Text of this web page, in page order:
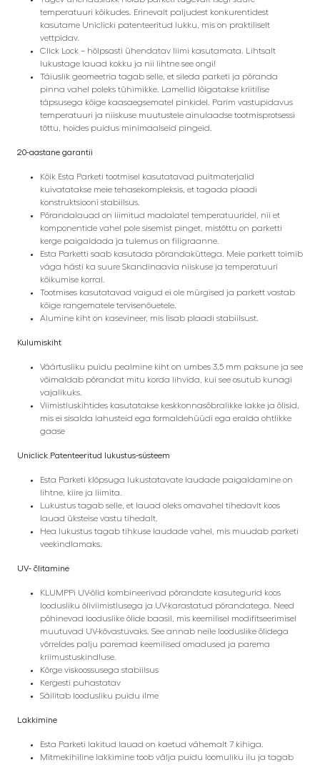
temperatuuri kõikudes. Erinevalt paljudest konkurentidest
kasutame Uniclicki patenteeritud lukku, mis on praktiliselt
vettpidav.
Click Lock – hõlpsasti ühendatav liimi kasutamata. Lihtsalt
lukustage lauad kokku ja nii lihtne see ongi!
Täiuslik geomeetria tagab selle, et sileda parketi ja põranda
pinna vahel poleks tühimikke. Lamellid lõigatakse kriitilise
täpsusega kõige kaasaegsematel pinkidel. Parim vastupidavus
temperatuuri ja niiskuse muutustele ainulaadse tootmisprotsessi
tõttu, hoides puidus minimaalseid pingeid.
20-aastane garantii
Kõik Esta Parketi tootmisel kasutatavad puitmaterjalid
kuivatatakse meie tehasekompleksis, et tagada plaadi
konstruktsiooni stabiilsus.
Põrandalauad on liimitud madalatel temperatuuridel, nii et
komponentide vahel pole sisemist pinget, mistõttu on parketti
kerge paigaldada ja tulemus on filigraanne.
Esta Parketti saab kasutada põrandaküttega. Meie parkett toimib
väga hästi ka suure Skandinaavia niiskuse ja temperatuuri
kõikumise korral.
Tootmises kasutatavad vaigud ei ole mürgised ja parkett vastab
kõige rangematele tervisenõuetele.
Alumine kiht on kasevineer, mis lisab plaadi stabiilsust.
Kulumiskiht
Väärtusliku puidu pealmine kiht on umbes 3,5 mm paksune ja see
võimaldab põrandat mitu korda lihvida, kui see osutub kunagi
vajalikuks.
Viimistluskihtides kasutatakse keskkonnasõbralikke lakke ja õlisid,
mis ei sisalda lahusteid ega formaldehüüdi ega eralda ohtlikke
gaase
Uniclick Patenteeritud lukustus-süsteem
Esta Parketi klõpsuga lukustatavate laudade paigaldamine on
lihtne, kiire ja liimita.
Lukustus tagab selle, et lauad oleks omavahel tihedavlt koos
lauad üksteise vastu tihedalt,
Hea lukustus tagab tihkuse laudade vahel, mis muudab parketi
veekindlamaks.
UV- õlitamine
KLUMPPi UV-õlid kombineerivad põrandate kasutegurid koos
loodusliku õliviimistlusega ja UV-karastatud põrandatega. Need
põhinevad looduslike õlide baasil, mis keemilisel modifitseerimisel
muutuvad UV-kõvastuvaks. See annab neile looduslike õlidega
võrreldes palju paremad keemilised omadused ja parema
kriimustuskindluse.
Kõrge viskoossusega stabiilsus
Kergesti puhastatav
Säilitab loodusliku puidu ilme
Lakkimine
Esta Parketi lakitud lauad on kaetud vähemalt 7 kihiga.
Mitmekihiline lakkimine toob välja puidu loomuliku ilu ja tagab